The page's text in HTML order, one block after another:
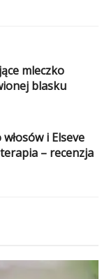
mleczko
blasku
i Elseve
– recenzja